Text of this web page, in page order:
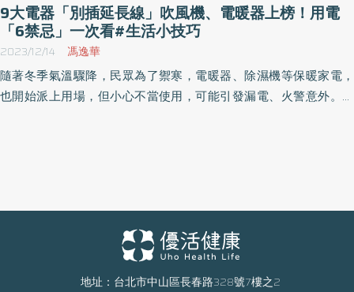
9大電器「別插延長線」吹風機、電暖器上榜！用電
「6禁忌」一次看#生活小技巧
2023/12/14 馮逸華
隨著冬季氣溫驟降，民眾為了禦寒，電暖器、除濕機等保暖家電，
也開始派上用場，但小心不當使用，可能引發漏電、火警意外。對
地址：台北市中山區長春路328號7樓之2